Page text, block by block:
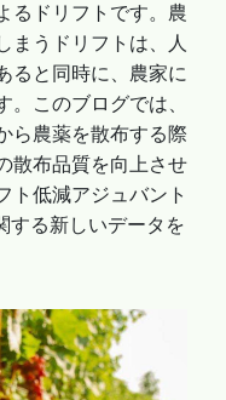
るドリフトです。農
まうドリフトは、人
ると同時に、農家に
このブログでは、
ら農薬を散布する際
散布品質を向上させ
ト低減アジュバント
する新しいデータを